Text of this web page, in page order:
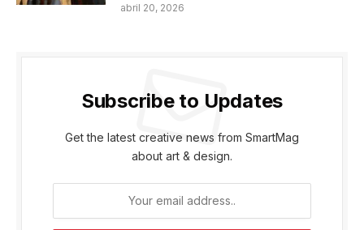
abril 20, 2026
Subscribe to Updates
Get the latest creative news from SmartMag
about art & design.